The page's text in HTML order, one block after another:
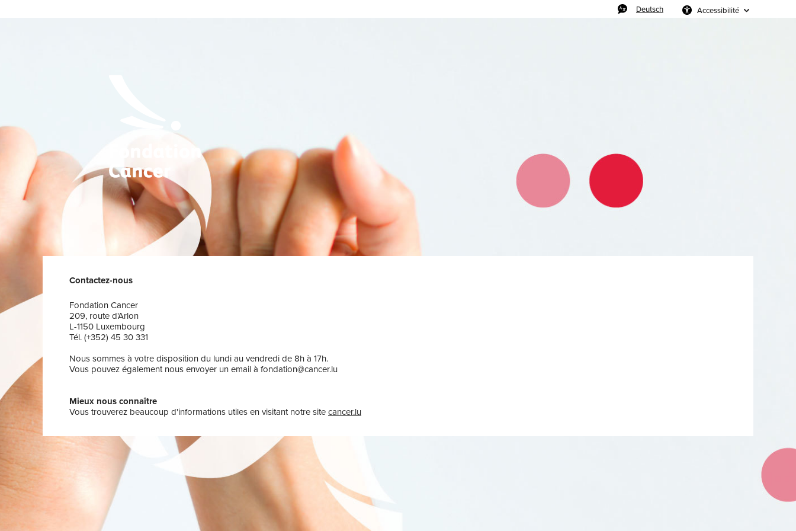
Deutsch Accessibilité
Contactez-nous
Fondation Cancer
209, route d'Arlon
L-1150 Luxembourg
Tél. (+352) 45 30 331
Nous sommes à votre disposition du lundi au vendredi de 8h à 17h.
Vous pouvez également nous envoyer un email à fondation@cancer.lu
Mieux nous connaître
Vous trouverez beaucoup d'informations utiles en visitant notre sitecancer.lu